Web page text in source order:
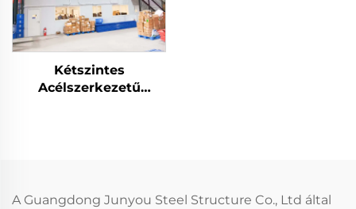
Kétszintes
Acélszerkezetű
A Guangdong Junyou Steel Structure Co., Ltd által